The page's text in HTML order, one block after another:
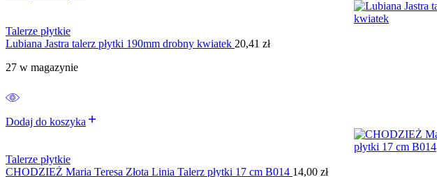
Talerze płytkie
Lubiana Jastra talerz płytki 190mm drobny kwiatek 20,41 zł
27 w magazynie
Dodaj do koszyka
Talerze płytkie
CHODZIEŻ Maria Teresa Złota Linia Talerz płytki 17 cm B014 14,00 zł